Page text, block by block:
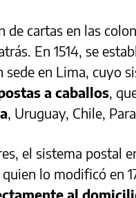
de cartas en las
En 1514, se
sede en Lima, cuyo
a caballos,
, Uruguay, Chile,
el sistema postal
quien lo modificó en
al